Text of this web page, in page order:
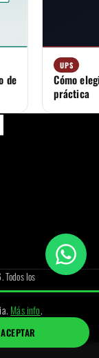
de
UPS
Cómo
práctica
los
|
Más info.
ACEPTAR